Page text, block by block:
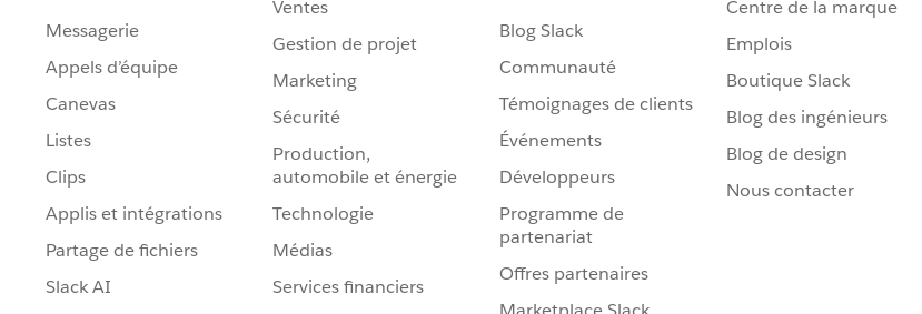
Messagerie
Appels d’équipe
Canevas
Listes
Clips
Applis et intégrations
Partage de fichiers
Slack AI
Ventes
Gestion de projet
Marketing
Sécurité
Production,
automobile et énergie
Technologie
Médias
Services financiers
Blog Slack
Communauté
Témoignages de clients
Événements
Développeurs
Programme de
partenariat
Offres partenaires
Centre de la marque
Emplois
Boutique Slack
Blog des ingénieurs
Blog de design
Nous contacter